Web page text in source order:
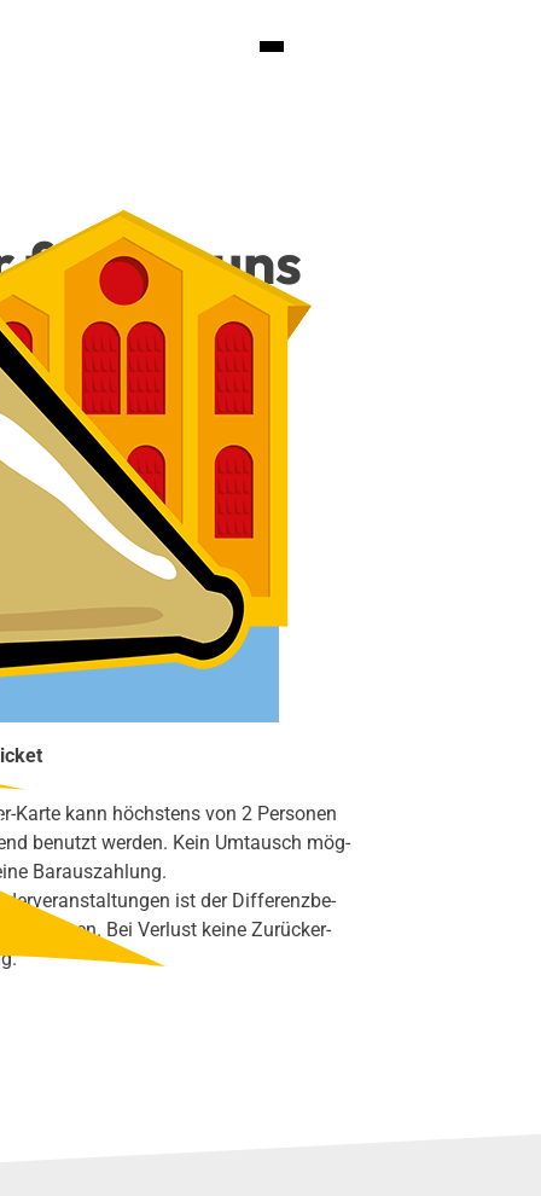
freu­en uns
180 €
Spar­pa­ket
Kar­te kann höchs­tens von 2 Per­so­nen
benutzt wer­den. Kein Umtausch mög­
Bar­aus­zah­lung.
ist der Dif­fe­renz­be­
beglei­chen. Bei Ver­lust kei­ne Zurück­er­